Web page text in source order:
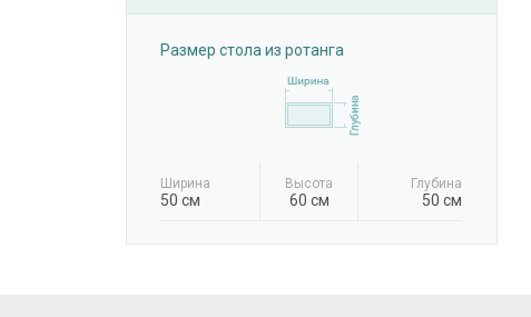
Размер стола из ротанга
Ширина
50 см
Высота
60 см
Глубина
50 см